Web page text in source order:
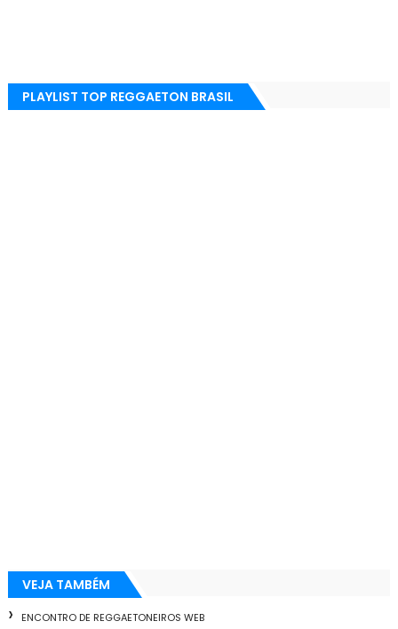
PLAYLIST TOP REGGAETON BRASIL
VEJA TAMBÉM
ENCONTRO DE REGGAETONEIROS WEB